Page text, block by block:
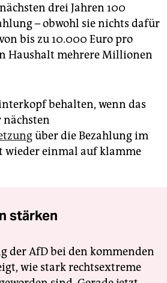
drei Jahren 100
– obwohl sie nichts dafür
bis zu 10.000 Euro pro
Haushalt mehrere Millionen
behalten, wenn das
nächsten
über die Bezahlung im
wieder einmal auf klamme
stärken
der AfD bei den kommenden
wie stark rechtsextreme